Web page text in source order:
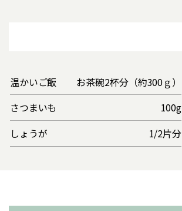
温かいご飯
お茶碗2杯分（約300ｇ）
さつまいも
100g
しょうが
1/2片分